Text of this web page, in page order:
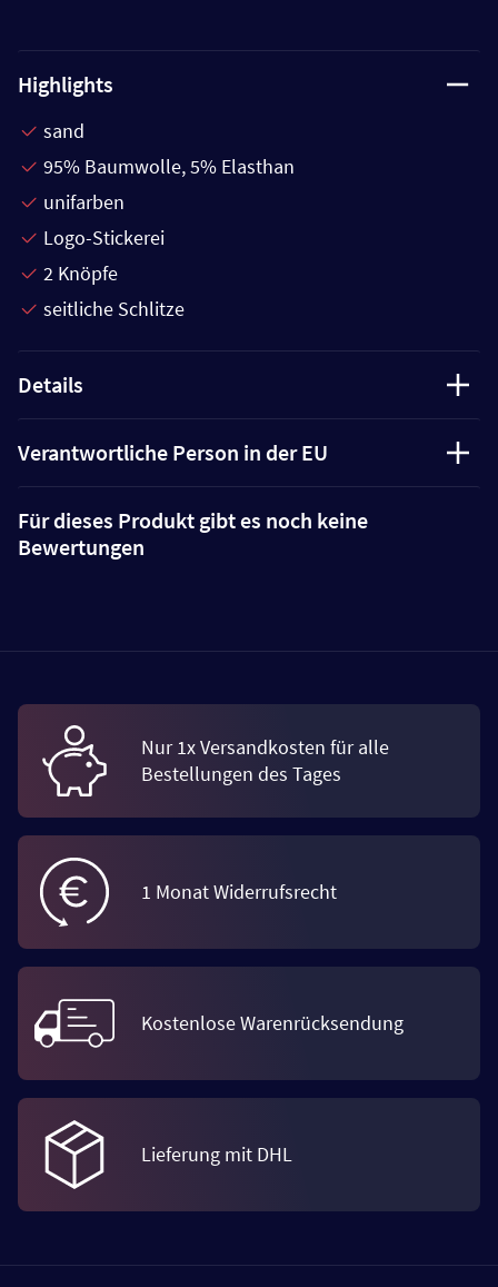
Highlights
sand
95% Baumwolle, 5% Elasthan
unifarben
Logo-Stickerei
2 Knöpfe
seitliche Schlitze
Details
Verantwortliche Person in der EU
Für dieses Produkt gibt es noch keine
Bewertungen
Nur 1x Versandkosten für alle
Bestellungen des Tages
1 Monat Widerrufsrecht
Kostenlose Warenrücksendung
Lieferung mit DHL